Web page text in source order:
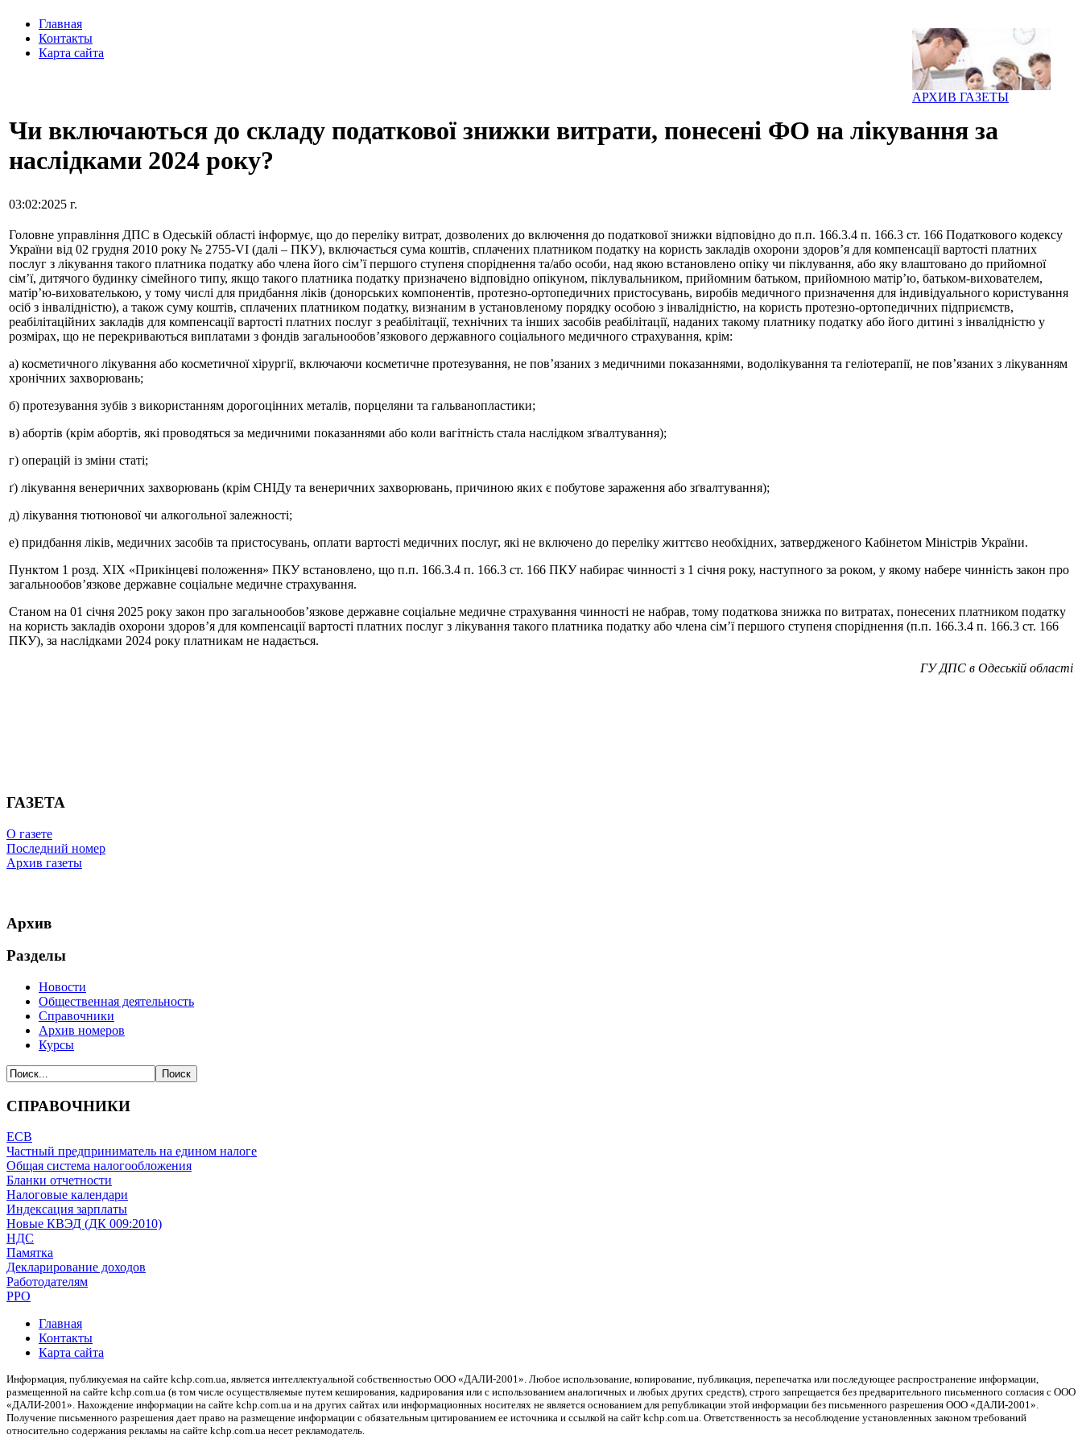
АРХИВ ГАЗЕТЫ
Главная
Контакты
Карта сайта
Чи включаються до складу податкової знижки витрати, понесені ФО на лікування за
наслідками 2024 року?
03:02:2025 г.
Головне управління ДПС в Одеській області інформує, що до переліку витрат, дозволених до включення до податкової знижки відповідно до п.п. 166.3.4 п. 166.3 ст. 166 Податкового кодексу
України від 02 грудня 2010 року № 2755-VІ (далі – ПКУ), включається сума коштів, сплачених платником податку на користь закладів охорони здоров’я для компенсації вартості платних
послуг з лікування такого платника податку або члена його сім’ї першого ступеня споріднення та/або особи, над якою встановлено опіку чи піклування, або яку влаштовано до прийомної
сім’ї, дитячого будинку сімейного типу, якщо такого платника податку призначено відповідно опікуном, піклувальником, прийомним батьком, прийомною матір’ю, батьком-вихователем,
матір’ю-вихователькою, у тому числі для придбання ліків (донорських компонентів, протезно-ортопедичних пристосувань, виробів медичного призначення для індивідуального користування
осіб з інвалідністю), а також суму коштів, сплачених платником податку, визнаним в установленому порядку особою з інвалідністю, на користь протезно-ортопедичних підприємств,
реабілітаційних закладів для компенсації вартості платних послуг з реабілітації, технічних та інших засобів реабілітації, наданих такому платнику податку або його дитині з інвалідністю у
розмірах, що не перекриваються виплатами з фондів загальнообов’язкового державного соціального медичного страхування, крім:
а) косметичного лікування або косметичної хірургії, включаючи косметичне протезування, не пов’язаних з медичними показаннями, водолікування та геліотерапії, не пов’язаних з лікуванням
хронічних захворювань;
б) протезування зубів з використанням дорогоцінних металів, порцеляни та гальванопластики;
в) абортів (крім абортів, які проводяться за медичними показаннями або коли вагітність стала наслідком зґвалтування);
г) операцій із зміни статі;
ґ) лікування венеричних захворювань (крім СНІДу та венеричних захворювань, причиною яких є побутове зараження або зґвалтування);
д) лікування тютюнової чи алкогольної залежності;
е) придбання ліків, медичних засобів та пристосувань, оплати вартості медичних послуг, які не включено до переліку життєво необхідних, затвердженого Кабінетом Міністрів України.
Пунктом 1 розд. ХІХ «Прикінцеві положення» ПКУ встановлено, що п.п. 166.3.4 п. 166.3 ст. 166 ПКУ набирає чинності з 1 січня року, наступного за роком, у якому набере чинність закон про
загальнообов’язкове державне соціальне медичне страхування.
Станом на 01 січня 2025 року закон про загальнообов’язкове державне соціальне медичне страхування чинності не набрав, тому податкова знижка по витратах, понесених платником податку
на користь закладів охорони здоров’я для компенсації вартості платних послуг з лікування такого платника податку або члена сім’ї першого ступеня споріднення (п.п. 166.3.4 п. 166.3 ст. 166
ПКУ), за наслідками 2024 року платникам не надається.
ГУ ДПС в Одеській області
ГАЗЕТА
О газете
Последний номер
Архив газеты
Архив
Разделы
Новости
Общественная деятельность
Справочники
Архив номеров
Курсы
СПРАВОЧНИКИ
ЕСВ
Частный предприниматель на едином налоге
Общая система налогообложения
Бланки отчетности
Налоговые календари
Индексация зарплаты
Новые КВЭД (ДК 009:2010)
НДС
Памятка
Декларирование доходов
Работодателям
РРО
Главная
Контакты
Карта сайта
Информация, публикуемая на сайте kchp.com.ua, является интеллектуальной собственностью ООО «ДАЛИ-2001». Любое использование, копирование, публикация, перепечатка или последующее распространение информации,
размещенной на сайте kchp.com.ua (в том числе осуществляемые путем кеширования, кадрирования или с использованием аналогичных и любых других средств), строго запрещается без предварительного письменного согласия с ООО
«ДАЛИ-2001». Нахождение информации на сайте kchp.com.ua и на других сайтах или информационных носителях не является основанием для републикации этой информации без письменного разрешения ООО «ДАЛИ-2001».
Получение письменного разрешения дает право на размещение информации с обязательным цитированием ее источника и ссылкой на сайт kchp.com.ua. Ответственность за несоблюдение установленных законом требований
относительно содержания рекламы на сайте kchp.com.ua несет рекламодатель.